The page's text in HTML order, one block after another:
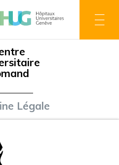
Légale